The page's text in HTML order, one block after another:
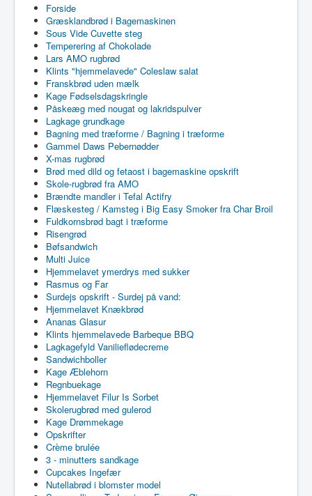
Forside
Græsklandbrød i Bagemaskinen
Sous Vide Cuvette steg
Temperering af Chokolade
Lars AMO rugbrød
Klints "hjemmelavede" Coleslaw salat
Franskbrød uden mælk
Kage Fødselsdagskringle
Påskeæg med nougat og lakridspulver
Lagkage grundkage
Bagning med træforme / Bagning i træforme
Gammel Daws Pebernødder
X-mas rugbrød
Brød med dild og fetaost i bagemaskine opskrift
Skole-rugbrød fra AMO
Brændte mandler i Tefal Actifry
Flæskesteg / Kamsteg i Big Easy Smoker fra Char Broil
Fuldkornsbrød bagt i træforme
Risengrød
Bøfsandwich
Multi Juice
Hjemmelavet ymerdrys med sukker
Rasmus og Far
Surdejs opskrift - Surdej på vand:
Hjemmelavet Knækbrød
Ananas Glasur
Klints hjemmelavede Barbeque BBQ
Lagkagefyld Vanilieflødecreme
Sandwichboller
Kage Æblehorn
Regnbuekage
Hjemmelavet Filur Is Sorbet
Skolerugbrød med gulerod
Kage Drømmekage
Opskrifter
Crème brulée
3 - minutters sandkage
Cupcakes Ingefær
Nutellabrød i blomster model